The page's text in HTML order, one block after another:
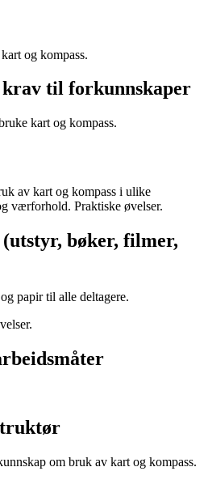
og kompass.
krav til forkunnskaper
kart og kompass.
av kart og kompass i ulike
værforhold. Praktiske øvelser.
bøker, filmer,
papir til alle deltagere.
om bruk av kart og kompass.